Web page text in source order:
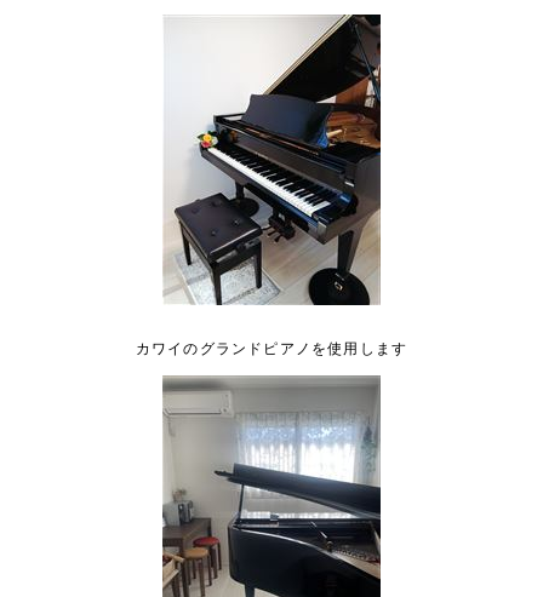
カワイのグランドピアノを使用します